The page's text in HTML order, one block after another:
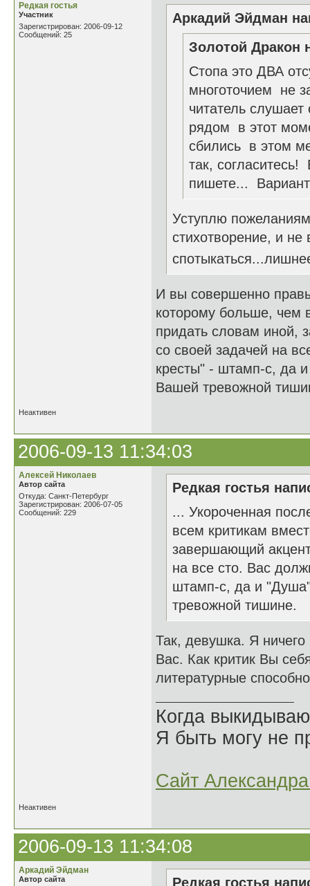
Редкая гостья
Участник
Зарегистрирован: 2006-09-12
Сообщений: 25
Аркадий Эйдман
Золотой Дракон
Стопа это ДВА
многоточием не
читатель
рядом в этот
сбились в этом
так,
пишете...
Уступлю
стихотворение, и
И вы совершенно
которому больше, чем
придать словам иной,
со своей задачей на
кресты" - штамп-с, да
Вашей тревожной
Неактивен
2006-09-13 11:34:03
Алексей Николаев
Автор сайта
Откуда: Санкт-Петербург
Зарегистрирован: 2006-07-05
Сообщений: 229
Редкая гостья
... Укороченная
всем критикам
завершающий
на все сто. Вас
штамп-с, да и
тревожной тишине.
Так, девушка. Я
Вас. Как критик Вы
литературные
Когда
Я быть могу не
Сайт
Неактивен
2006-09-13 11:34:08
Аркадий Эйдман
Автор сайта Редкая гостья